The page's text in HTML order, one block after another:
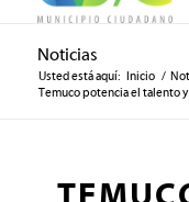
Noticias
Usted está aquí: Inicio /
Temuco potencia el talento